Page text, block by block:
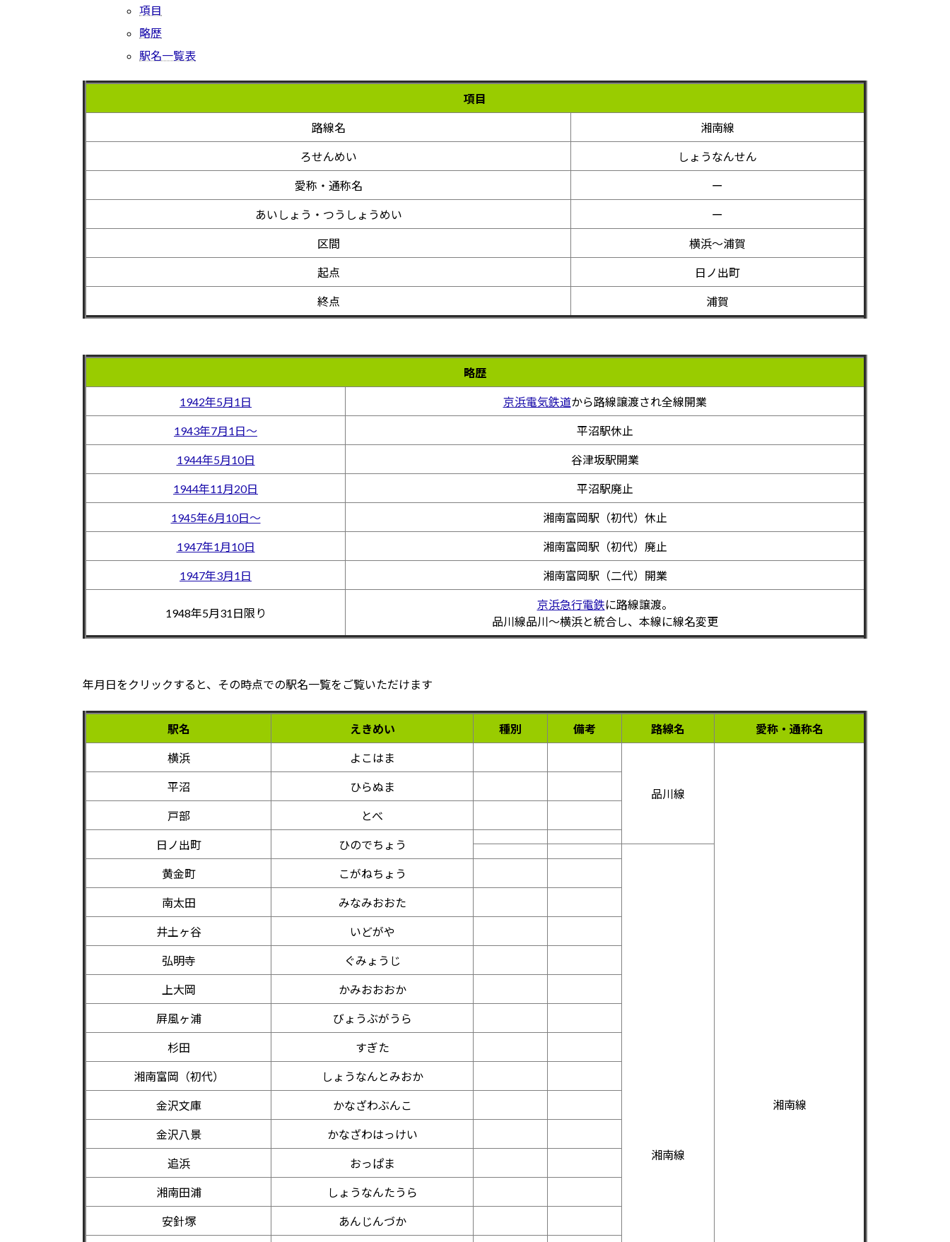
項目
略歴
駅名一覧表
項目
路線名 湘南線
ろせんめい しょうなんせん
愛称・通称名 ー
あいしょう・つうしょうめい ー
区間 横浜～浦賀
起点 日ノ出町
終点 浦賀
略歴
1942年5月1日 京浜電気鉄道から路線譲渡され全線開業
1943年7月1日～ 平沼駅休止
1944年5月10日 谷津坂駅開業
1944年11月20日 平沼駅廃止
1945年6月10日～ 湘南富岡駅（初代）休止
1947年1月10日 湘南富岡駅（初代）廃止
1947年3月1日 湘南富岡駅（二代）開業
1948年5月31日限り
京浜急行電鉄に路線譲渡。
品川線品川～横浜と統合し、本線に線名変更
年月日をクリックすると、その時点での駅名一覧をご覧いただけます
駅名 えきめい 種別 備考 路線名 愛称・通称名
横浜 よこはま
品川線
湘南線
平沼 ひらぬま
戸部 とべ
日ノ出町 ひのでちょう
湘南線
黄金町 こがねちょう
南太田 みなみおおた
井土ヶ谷 いどがや
弘明寺 ぐみょうじ
上大岡 かみおおおか
屛風ヶ浦 びょうぶがうら
杉田 すぎた
湘南富岡（初代） しょうなんとみおか
金沢文庫 かなざわぶんこ
金沢八景 かなざわはっけい
追浜 おっぱま
湘南田浦 しょうなんたうら
安針塚 あんじんづか